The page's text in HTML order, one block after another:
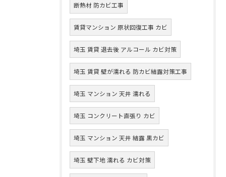
断熱材 防カビ工事
賃貸マンション 原状回復工事 カビ
埼玉 賃貸 退去後 アルコール カビ対策
埼玉 賃貸 壁が濡れる 防カビ結露対策工事
埼玉 マンション 天井 濡れる
埼玉 コンクリート直張り カビ
埼玉 マンション 天井 結露 黒カビ
埼玉 壁下地 濡れる カビ対策